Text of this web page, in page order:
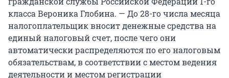
класса Вероника Глобина. — До 28-го числа месяца
налогоплательщик вносит денежные средства на
единый налоговый счет, после чего они
автоматически распределяются по его налоговым
обязательствам, в соответствии с местом ведения
деятельности и местом регистрации